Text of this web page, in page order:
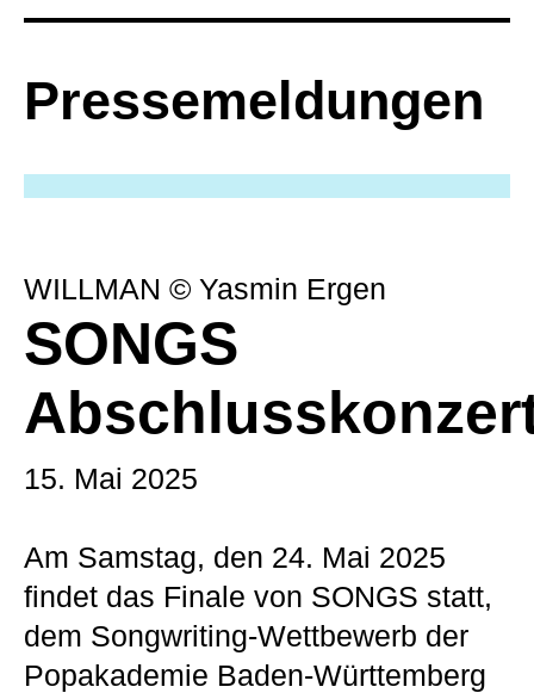
Presse­meldungen
WILLMAN © Yasmin Ergen
SONGS
15. Mai 2025
Am Samstag, den 24. Mai 2025
findet das Finale von SONGS statt,
dem Songwriting-Wettbewerb der
Popakademie Baden-Württemberg